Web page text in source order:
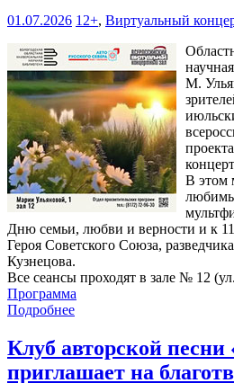
01.07.2026 12+, Виртуальный
М.
В этом
Дню семьи, любви и верности и к
Героя Советского Союза,
Кузнецова.
Все сеансы проходят в зале № 12
Программа
Подробнее
Клуб авторской
приглашает на